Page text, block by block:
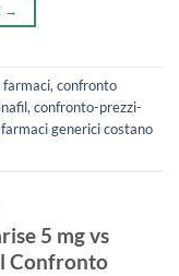
→
,confronto
,confronto-prezzi-
farmaci generici costano
5 mg vs
Confronto